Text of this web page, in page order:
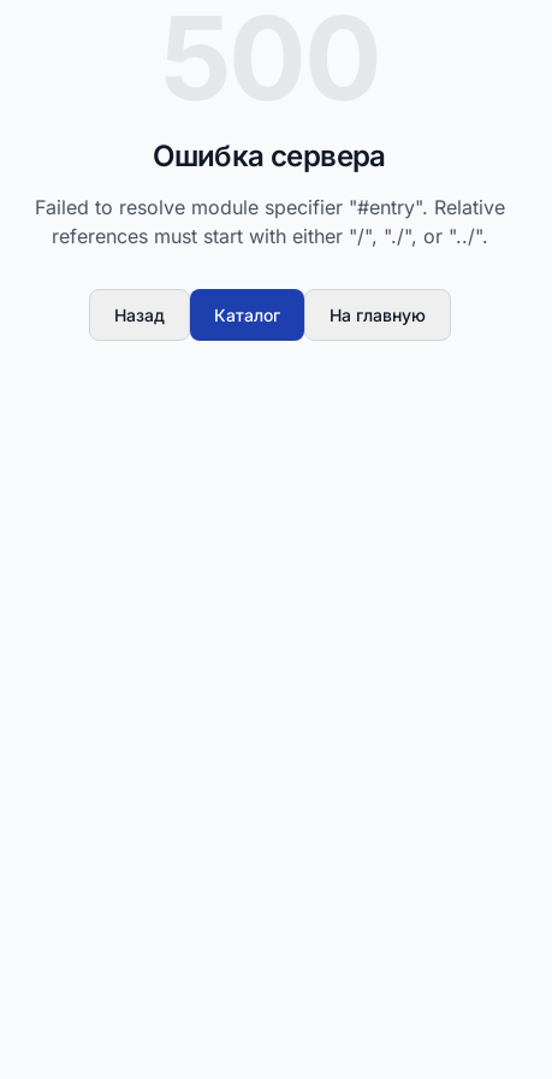
Ошибка сервера
Failed to resolve module specifier "#entry". Relative
references must start with either "/", "./", or "../".
Назад Каталог На главную